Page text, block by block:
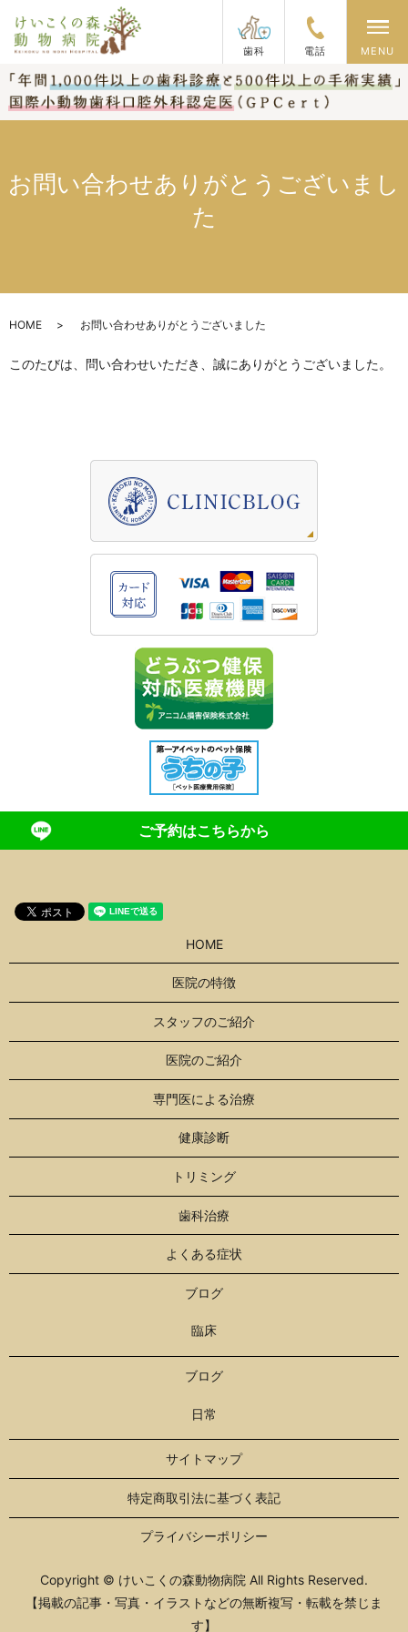
歯科 電話
メ
MENU
お問い合わせありがとうございまし
た
HOME お問い合わせありがとうございました
このたびは、問い合わせいただき、誠にありがとうございました。
ご予約はこちらから
HOME
医院の特徴
スタッフのご紹介
医院のご紹介
専門医による治療
健康診断
トリミング
歯科治療
よくある症状
ブログ
臨床
ブログ
日常
サイトマップ
特定商取引法に基づく表記
プライバシーポリシー
Copyright © けいこくの森動物病院 All Rights Reserved.
【掲載の記事・写真・イラストなどの無断複写・転載を禁じま
す】